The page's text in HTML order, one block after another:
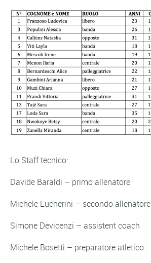
Lo Staff tecnico:
Davide Baraldi – primo allenatore
Michele Lucherini – secondo allenatore
Simone Devicenzi – assistent coach
Michele Bosetti – preparatore atletico